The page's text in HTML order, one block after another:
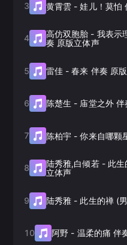
3 黄霄雲 -娃儿！莫怕
4 高仿双胞胎 - 我表示
奏 原版立体声
5 雷佳 -春来 伴奏 原
6 陈楚生 - 庙堂之外
7 陈柏宇 -你来自哪颗
8 陆秀雅,白倾若- 此生的
立体声
9 陆秀雅 - 此生的禅 (
10 阿野 - 温柔的痛 伴